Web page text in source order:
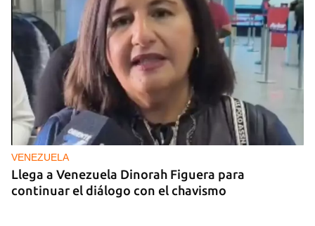
VENEZUELA
Llega a Venezuela Dinorah Figuera para
continuar el diálogo con el chavismo